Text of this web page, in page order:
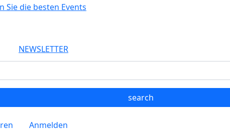
NEWSLETTER
Anmelden